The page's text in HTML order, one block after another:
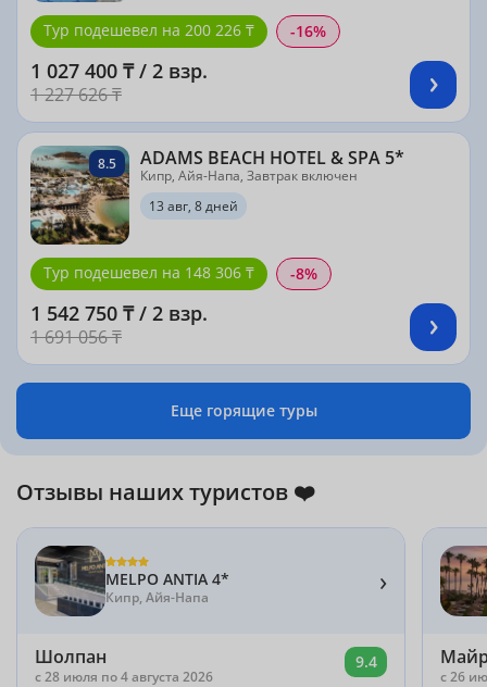
Тур подешевел на 200 226 ₸ -16%
1 027 400 ₸ / 2 взр.
1 227 626 ₸
8.5 ADAMS BEACH HOTEL & SPA 5*
Кипр, Айя-Напа, Завтрак включен
13 авг, 8 дней
Тур подешевел на 148 306 ₸ -8%
1 542 750 ₸ / 2 взр.
1 691 056 ₸
Еще горящие туры
Отзывы наших туристов ❤️
MELPO ANTIA 4*
Кипр, Айя-Напа ›
Шолпан
c 28 июля по 4 августа 2026
9.4
c 26